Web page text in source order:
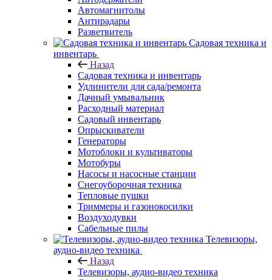
Автомагнитолы
Антирадары
Разветвитель
Садовая техника и
инвентарь
Назад
Садовая техника и инвентарь
Удлинители для сада/ремонта
Дачный умывальник
Расходный материал
Садовый инвентарь
Опрыскиватели
Генераторы
Мотоблоки и культиваторы
Мотобуры
Насосы и насосные станции
Снегоуборочная техника
Тепловые пушки
Триммеры и газонокосилки
Воздуходувки
Сабельные пилы
Телевизоры,
аудио-видео техника
Назад
Телевизоры, аудио-видео техника